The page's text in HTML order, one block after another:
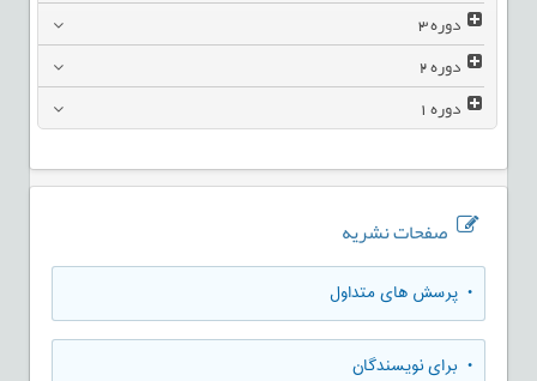
دوره3
دوره2
دوره1
صفحات نشریه
• پرسش های متداول
• برای نویسندگان